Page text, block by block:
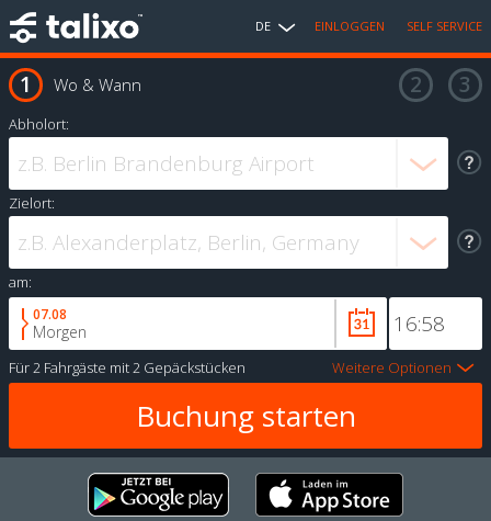
DE EINLOGGEN SELF SERVICE
Wo & Wann
Abholort:
Zielort:
am:
07.08
Morgen
Für2 Fahrgäste mit2 Gepäckstücken Weitere Optionen